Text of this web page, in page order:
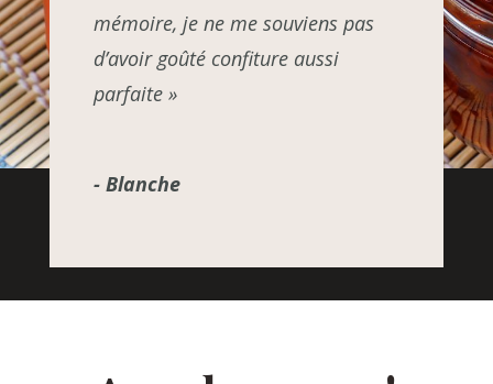
mémoire, je ne me souviens pas
d’avoir goûté confiture aussi
parfaite »
- Blanche